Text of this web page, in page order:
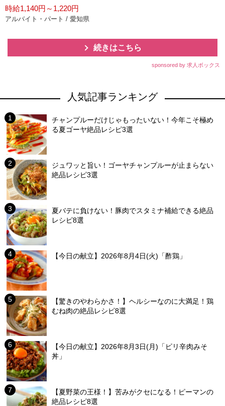
時給1,140円～1,220円
アルバイト・パート / 愛知県
続きはこちら
sponsored by 求人ボックス
人気記事ランキング
チャンプルーだけじゃもったいない！今年こそ極め
る夏ゴーヤ絶品レシピ3選
ジュワッと旨い！ゴーヤチャンプルーが止まらない
絶品レシピ3選
夏バテに負けない！豚肉でスタミナ補給できる絶品
レシピ8選
【今日の献立】2026年8月4日(火)「酢鶏」
【驚きのやわらかさ！】ヘルシーなのに大満足！鶏
むね肉の絶品レシピ8選
【今日の献立】2026年8月3日(月)「ピリ辛肉みそ
丼」
【夏野菜の王様！】苦みがクセになる！ピーマンの
絶品レシピ8選